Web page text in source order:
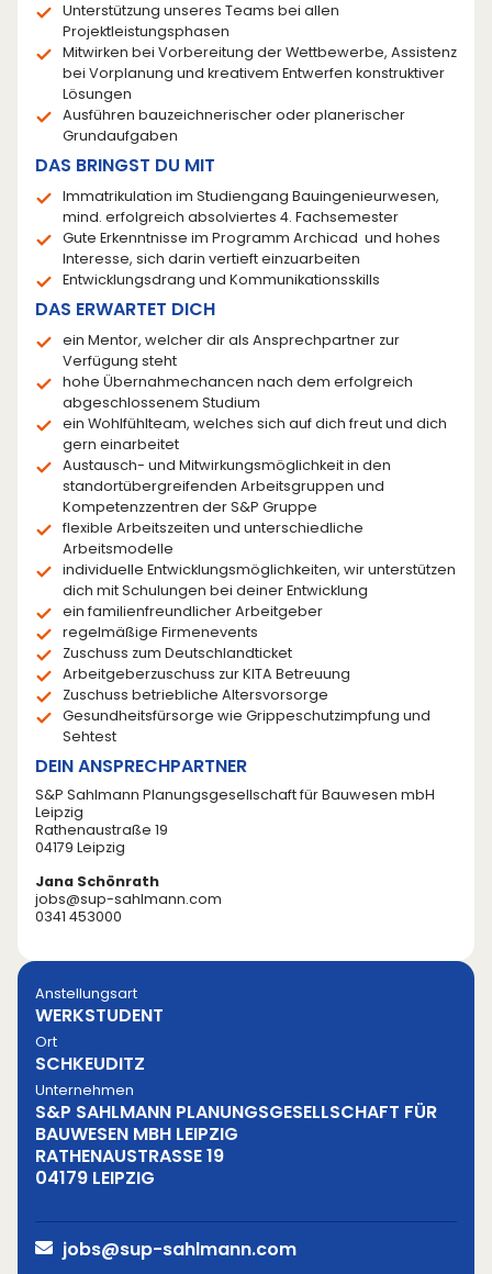
Unterstützung unseres Teams bei allen
Projektleistungsphasen
Mitwirken bei Vorbereitung der Wettbewerbe, Assistenz
bei Vorplanung und kreativem Entwerfen konstruktiver
Lösungen
Ausführen bauzeichnerischer oder planerischer
Grundaufgaben
DAS BRINGST DU MIT
Immatrikulation im Studiengang Bauingenieurwesen,
mind. erfolgreich absolviertes 4. Fachsemester
Gute Erkenntnisse im Programm Archicad und hohes
Interesse, sich darin vertieft einzuarbeiten
Entwicklungsdrang und Kommunikationsskills
DAS ERWARTET DICH
ein Mentor, welcher dir als Ansprechpartner zur
Verfügung steht
hohe Übernahmechancen nach dem erfolgreich
abgeschlossenem Studium
ein Wohlfühlteam, welches sich auf dich freut und dich
gern einarbeitet
Austausch- und Mitwirkungsmöglichkeit in den
standortübergreifenden Arbeitsgruppen und
Kompetenzzentren der S&P Gruppe
flexible Arbeitszeiten und unterschiedliche
Arbeitsmodelle
individuelle Entwicklungsmöglichkeiten, wir unterstützen
dich mit Schulungen bei deiner Entwicklung
ein familienfreundlicher Arbeitgeber
regelmäßige Firmenevents
Zuschuss zum Deutschlandticket
Arbeitgeberzuschuss zur KITA Betreuung
Zuschuss betriebliche Altersvorsorge
Gesundheitsfürsorge wie Grippeschutzimpfung und
Sehtest
DEIN ANSPRECHPARTNER
S&P Sahlmann Planungsgesellschaft für Bauwesen mbH
Leipzig
Rathenaustraße 19
04179 Leipzig
Jana Schönrath
jobs@sup-sahlmann.com
0341 453000
Anstellungsart
WERKSTUDENT
Ort
SCHKEUDITZ
Unternehmen
S&P SAHLMANN PLANUNGSGESELLSCHAFT FÜR
BAUWESEN MBH LEIPZIG
RATHENAUSTRASSE 19
04179 LEIPZIG
jobs@sup-sahlmann.com